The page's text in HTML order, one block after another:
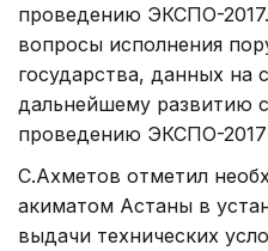
проведению ЭКСПО-
вопросы исполнения
государства, данных на
дальнейшему развитию
проведению ЭКСПО-2017
С.Ахметов отметил
акиматом Астаны в
выдачи технических